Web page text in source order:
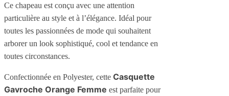
Ce chapeau est conçu avec une attention
particulière au style et à l’élégance. Idéal pour
toutes les passionnées de mode qui souhaitent
arborer un look sophistiqué, cool et tendance en
toutes circonstances.
Confectionnée en Polyester, cette Casquette
Gavroche Orange Femme est parfaite pour